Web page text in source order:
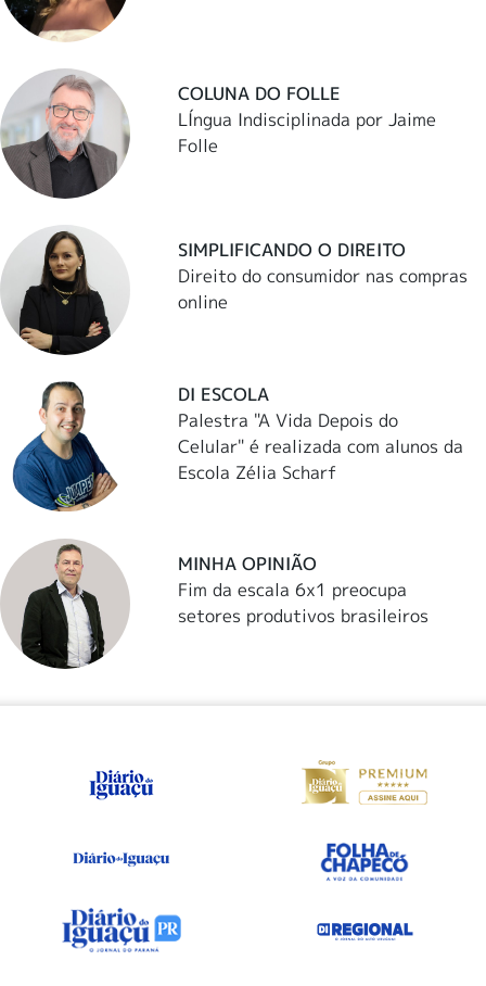
COLUNA DO FOLLE
LÍngua Indisciplinada por Jaime
Folle
SIMPLIFICANDO O DIREITO
Direito do consumidor nas compras
online
DI ESCOLA
Palestra "A Vida Depois do
Celular" é realizada com alunos da
Escola Zélia Scharf
MINHA OPINIÃO
Fim da escala 6x1 preocupa
setores produtivos brasileiros